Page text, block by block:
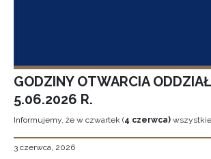
GODZINY OTWARCIA
5.06.2026 R.
Informujemy, że w czwartek (4 czerwca)
3 czerwca, 2026